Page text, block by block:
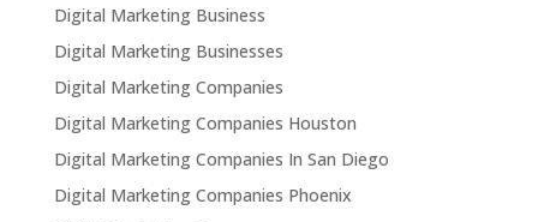
Digital Marketing Business
Digital Marketing Businesses
Digital Marketing Companies
Digital Marketing Companies Houston
Digital Marketing Companies In San Diego
Digital Marketing Companies Phoenix